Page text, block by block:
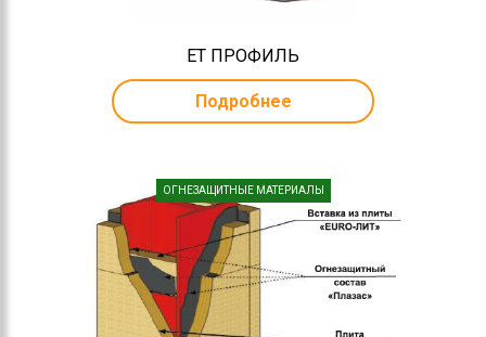
ЕТ ПРОФИЛЬ
Подробнее
ОГНЕЗАЩИТНЫЕ МАТЕРИАЛЫ